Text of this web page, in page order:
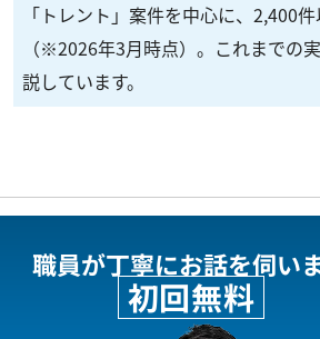
「トレント」案件を中心に、2,400
（※2026年3月時点）。これまでの
説しています。
職員が丁寧にお話を伺い
初回無料